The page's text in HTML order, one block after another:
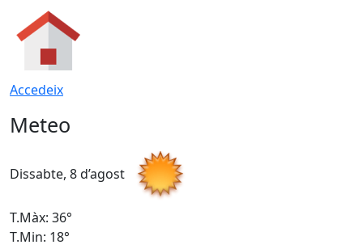
Accedeix
Meteo
Dissabte, 8 d’agost
T.Màx: 36°
T.Min: 18°